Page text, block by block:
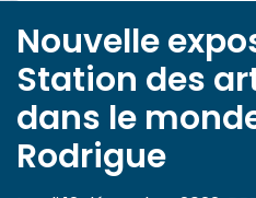
Nouvelle
Station des
dans le
Rodrigue